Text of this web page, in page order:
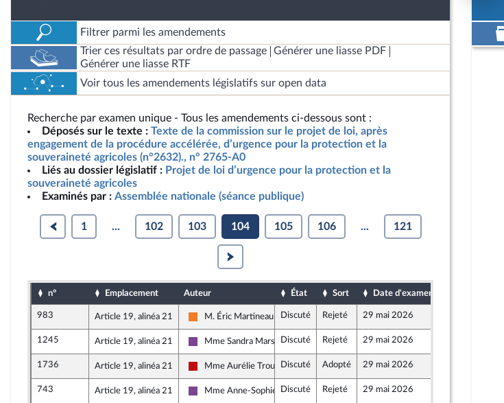
Filtrer parmi les amendements
Trier ces résultats par ordre de passage
Générer une liasse PDF
Générer une liasse RTF
Voir tous les amendements législatifs sur open data
Recherche par examen unique - Tous les amendements ci-dessous sont :
Déposés sur le texte : Texte de la commission sur le projet de loi, après
engagement de la procédure accélérée, d’urgence pour la protection et la
souveraineté agricoles (n°2632)., n° 2765-A0
Liés au dossier législatif : Projet de loi d’urgence pour la protection et la
souveraineté agricoles
Examinés par : Assemblée nationale (séance publique)
1 ... 102 103 104 105 106 ... 121
n° Emplacement Auteur État Sort Date d'examen
983 Article 19, alinéa 21
Les Démocrates
M. Éric Martineau Discuté Rejeté 29 mai 2026
1245 Article 19, alinéa 21
Ensemble pour la République
Mme Sandra MarsaudDiscuté Rejeté 29 mai 2026
1736 Article 19, alinéa 21
La France insoumise - Nouveau Front Populaire
Mme Aurélie TrouvéDiscuté Adopté 29 mai 2026
743 Article 19, alinéa 21
Ensemble pour la République
Mme Anne-Sophie Ronceret
Discuté Rejeté 29 mai 2026